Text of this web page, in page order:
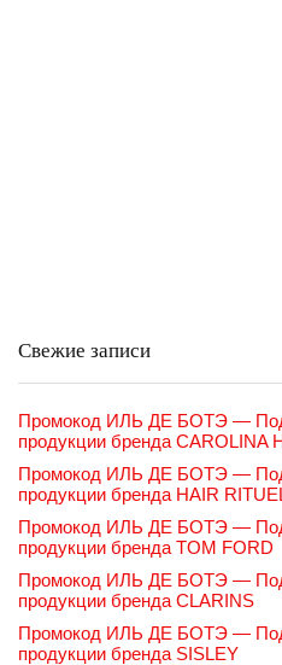
Свежие записи
Промокод ИЛЬ ДЕ БОТЭ —
продукции бренда CAROLINA
Промокод ИЛЬ ДЕ БОТЭ —
продукции бренда HAIR
Промокод ИЛЬ ДЕ БОТЭ —
продукции бренда TOM FORD
Промокод ИЛЬ ДЕ БОТЭ —
продукции бренда CLARINS
Промокод ИЛЬ ДЕ БОТЭ —
продукции бренда SISLEY